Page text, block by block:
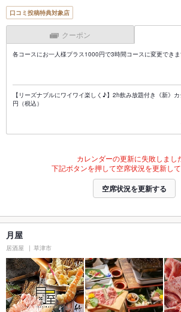
口コミ投稿特典対象店
クーポン
各コースにお一人様プラス1000円で3時間コースに変更できま
【リーズナブルにワイワイ楽しく♪】2h飲み放題付き《新》
円（税込）
カレンダーの更新に失敗しまし
下記ボタンを押して空席状況を更新して
空席状況を更新する
月屋
居酒屋 草津市